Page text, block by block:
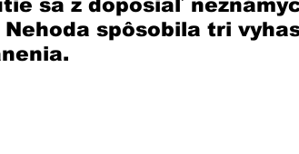
sa z doposiaľ
spôsobila tri